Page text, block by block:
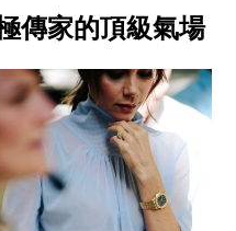
傳家的頂級氣場